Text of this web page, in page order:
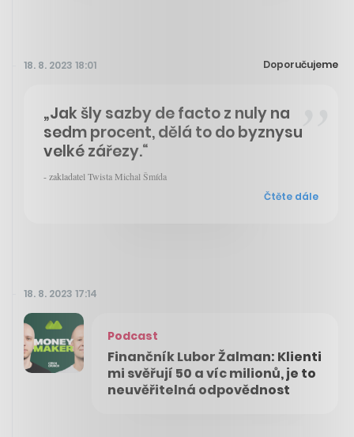
18. 8. 2023 18:01 Doporučujeme
„Jak šly sazby de facto z nuly na
sedm procent, dělá to do byznysu
velké zářezy.“
- zakladatel Twista Michal Šmída
Čtěte dále
18. 8. 2023 17:14
Podcast
Finančník Lubor Žalman: Klienti
mi svěřují 50 a víc milionů, je to
neuvěřitelná odpovědnost